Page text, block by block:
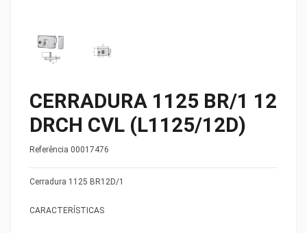
CERRADURA 1125 BR/1 12
DRCH CVL (L1125/12D)
Referência 00017476
Cerradura 1125 BR12D/1
CARACTERÍSTICAS